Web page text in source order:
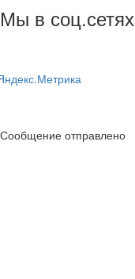
Мы в соц.сетях
Сообщение отправлено